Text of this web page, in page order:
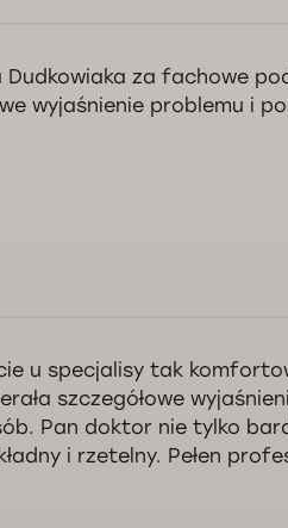
za fachowe
wyjaśnienie problemu i
u specjalisy tak
szczegółowe
Pan doktor nie tylko
i rzetelny. Pełen